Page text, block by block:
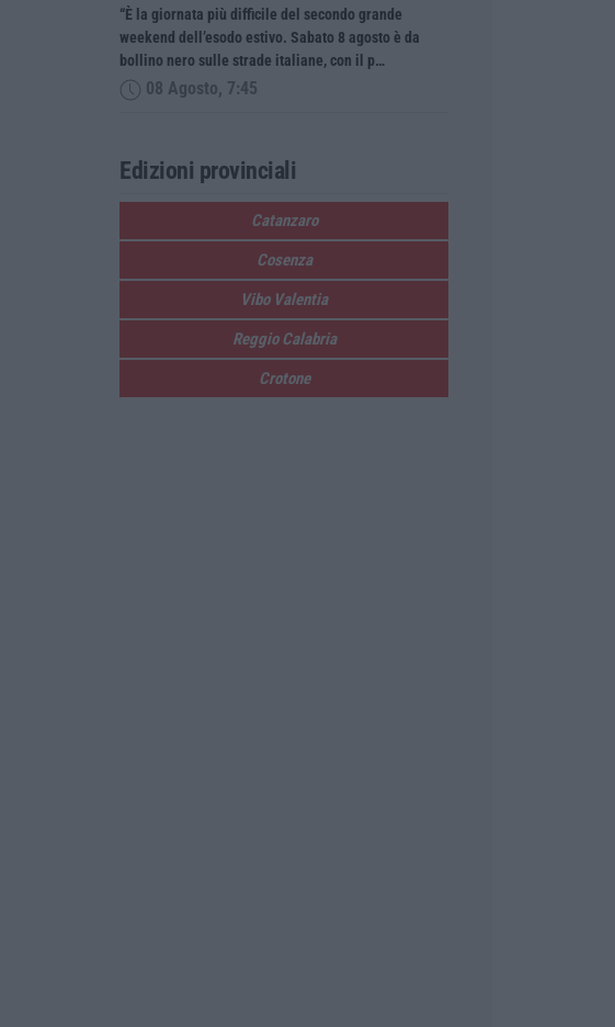
“È la giornata più difficile del secondo grande
weekend dell’esodo estivo. Sabato 8 agosto è da
bollino nero sulle strade italiane, con il p…
08 Agosto, 7:45
Edizioni provinciali
Catanzaro
Cosenza
Vibo Valentia
Reggio Calabria
Crotone